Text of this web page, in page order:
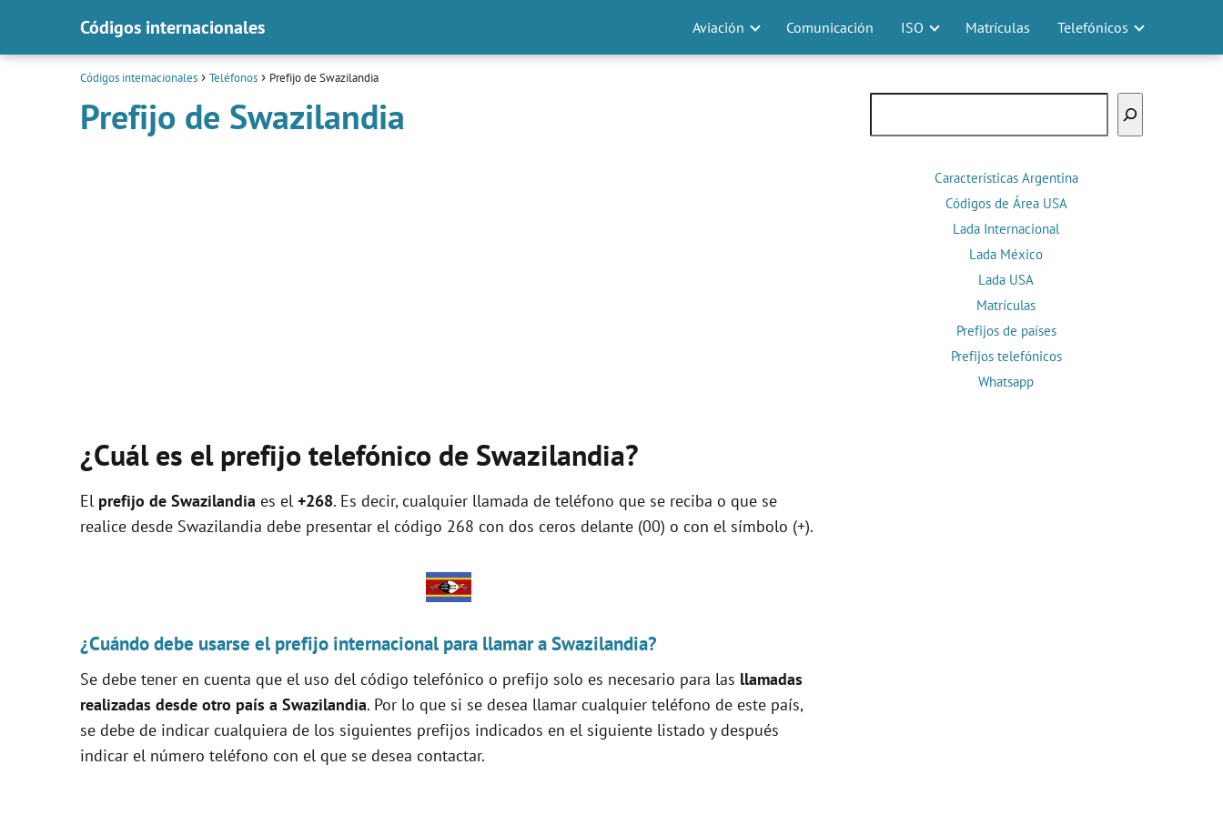
Códigos internacionales Aviación Comunicación ISO Matrículas Telefónicos
Códigos internacionales Teléfonos Prefijo de Swazilandia
Prefijo de Swazilandia
¿Cuál es el prefijo telefónico de Swazilandia?
El prefijo de Swazilandia es el +268. Es decir, cualquier llamada de teléfono que se reciba o que se
realice desde Swazilandia debe presentar el código 268 con dos ceros delante (00) o con el símbolo (+).
¿Cuándo debe usarse el prefijo internacional para llamar a Swazilandia?
Se debe tener en cuenta que el uso del código telefónico o prefijo solo es necesario para las llamadas
realizadas desde otro país a Swazilandia. Por lo que si se desea llamar cualquier teléfono de este país,
se debe de indicar cualquiera de los siguientes prefijos indicados en el siguiente listado y después
indicar el número teléfono con el que se desea contactar.
Características Argentina
Códigos de Área USA
Lada Internacional
Lada México
Lada USA
Matrículas
Prefijos de países
Prefijos telefónicos
Whatsapp